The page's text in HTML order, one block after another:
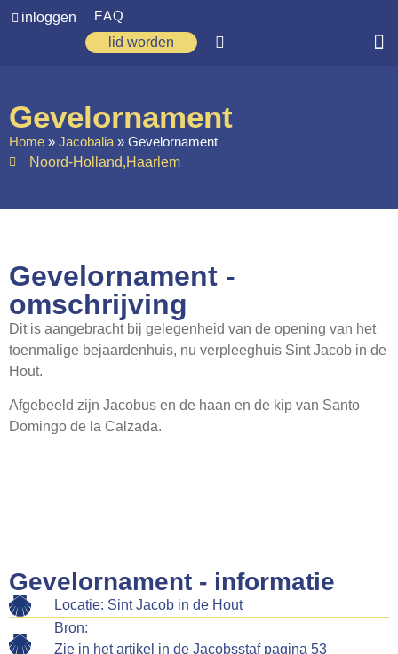
inloggen
FAQ
lid worden
Zoeken
Over ons
Ervaringen
Regio’s
Nieuws
Agenda
Webshop
Gevelornament
Home » Jacobalia » Gevelornament
Noord-Holland,Haarlem
Gevelornament -
omschrijving
Dit is aangebracht bij gelegenheid van de opening van het
toenmalige bejaardenhuis, nu verpleeghuis Sint Jacob in de
Hout.
Afgebeeld zijn Jacobus en de haan en de kip van Santo
Domingo de la Calzada.
Gevelornament - informatie
Locatie: Sint Jacob in de Hout
Bron:
Zie in het artikel in de Jacobsstaf pagina 53